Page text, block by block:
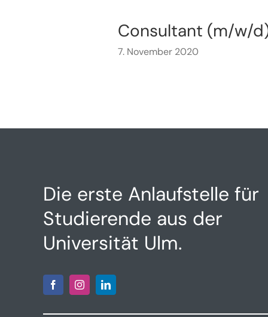
Consultant (m/w/
7. November 2020
Die erste Anlaufstelle für
Studierende aus der
Universität Ulm.